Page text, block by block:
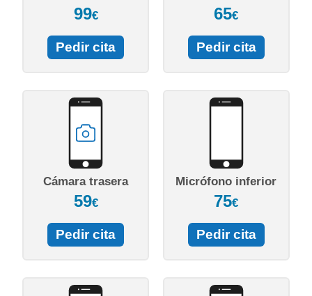
99€
Pedir cita
65€
Pedir cita
Cámara trasera
59€
Pedir cita
Micrófono inferior
75€
Pedir cita